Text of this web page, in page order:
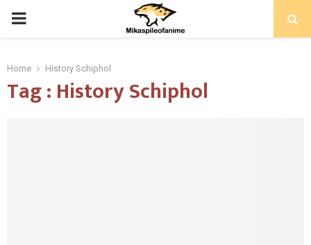
PRIMARY
Home History Schiphol
Tag : History Schiphol